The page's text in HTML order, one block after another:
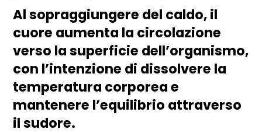
Al sopraggiungere del caldo, il
cuore aumenta la circolazione
verso la superficie dell’organismo,
con l’intenzione di dissolvere la
temperatura corporea e
mantenere l’equilibrio attraverso
il sudore.